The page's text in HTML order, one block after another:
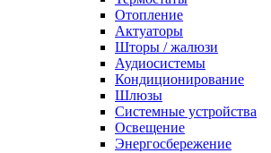
Отопление
Актуаторы
Шторы / жалюзи
Аудиосистемы
Кондиционирование
Шлюзы
Системные устройства
Освещение
Энергосбережение